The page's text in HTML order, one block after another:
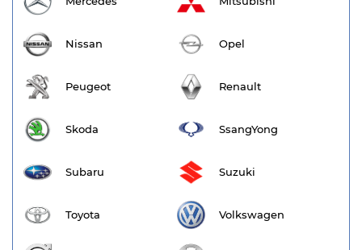
Nissan Opel
Peugeot Renault
Skoda SsangYong
Subaru Suzuki
Toyota Volkswagen